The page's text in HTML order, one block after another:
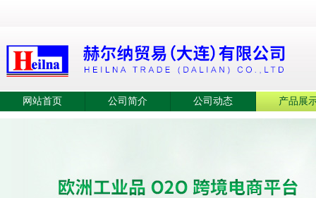
网站首页 公司简介 公司动态 产品展